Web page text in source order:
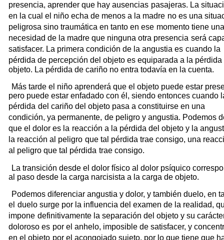
presencia, aprender que hay ausencias pasajeras. La
en la cual el niño echa de menos a la madre no es una
peligrosa sino traumática en tanto en ese momento tiene una
necesidad de la madre que ninguna otra presencia será
satisfacer. La primera condición de la angustia es cuando la
pérdida de percepción del objeto es equiparada a la pérdida
objeto. La pérdida de cariño no entra todavía en la cuenta.
Más tarde el niño aprenderá que el objeto puede estar
pero puede estar enfadado con él, siendo entonces cuando
pérdida del cariño del objeto pasa a constituirse en una
condición, ya permanente, de peligro y angustia. Podemos
que el dolor es la reacción a la pérdida del objeto y la
la reacción al peligro que tal pérdida trae consigo, una
al peligro que tal pérdida trae consigo.
La transición desde el dolor físico al dolor psíquico
al paso desde la carga narcisista a la carga de objeto.
Podemos diferenciar angustia y dolor, y también duelo, en
el duelo surge por la influencia del examen de la realidad,
impone definitivamente la separación del objeto y su
doloroso es por el anhelo, imposible de satisfacer, y
en el objeto por el acongojado sujeto, por lo que tiene que